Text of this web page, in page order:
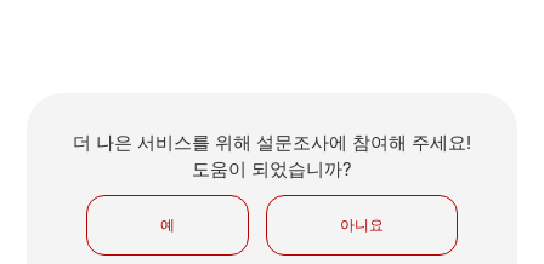
더 나은 서비스를 위해 설문조사에 참여해 주세요!
도움이 되었습니까?
예 아니요